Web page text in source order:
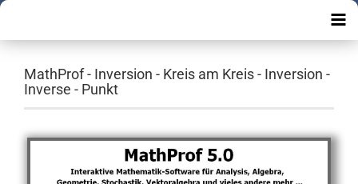
MathProf - Inversion - Kreis am Kreis - Inversion -
Inverse - Punkt